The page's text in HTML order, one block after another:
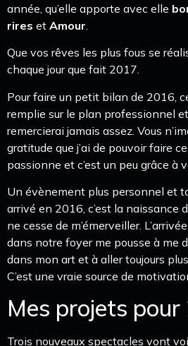
année, qu’elle apporte avec elle
rires et Amour
Que vos rêves les plus fous se
chaque jour que fait 2017.
Pour faire un petit bilan de 2016,
remplie sur le plan professionnel
remercierai jamais assez. Vous
gratitude que j’ai de pouvoir faire
passionne et c’est un peu grâce à
Un évènement plus personnel et
arrivé en 2016, c’est la naissance
ne cesse de m’émerveiller.
dans notre foyer me pousse à me
dans mon art et à aller toujours
C’est une vraie source de
Mes projets pour
Trois nouveaux spectacles vont